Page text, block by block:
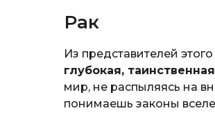
Рак
Из представителей
глубокая,
мир, не распыляясь на
понимаешь законы